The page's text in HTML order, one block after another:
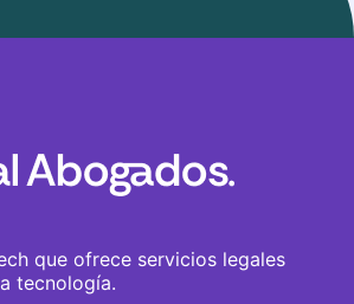
que ofrece servicios legales
tecnología.